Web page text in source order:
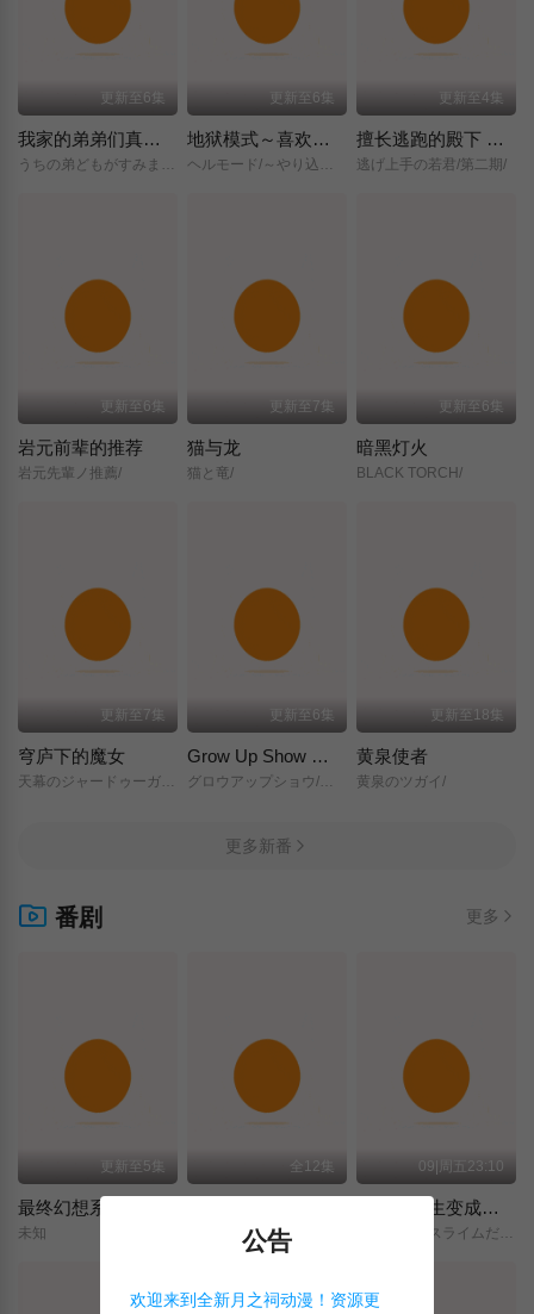
更新至6集
我家的弟弟们真是让您费心了
うちの弟どもがすみません/
更新至6集
地狱模式～喜欢挑战特殊成就的玩家在废设定的异世界成为无双～第二季
ヘルモード/～やり込み好きのゲーマーは廃設定の異世界で無双する～/2nd/Season/
更新至4集
擅长逃跑的殿下 第二季
逃げ上手の若君/第二期/
更新至6集
岩元前辈的推荐
岩元先輩ノ推薦/
更新至7集
猫与龙
猫と竜/
更新至6集
暗黑灯火
BLACK TORCH/
更新至7集
穹庐下的魔女
天幕のジャードゥーガル/
更新至6集
Grow Up Show ～向日葵马戏团～
グロウアップショウ/～ひまわりのサーカス団～/
更新至18集
黄泉使者
黄泉のツガイ/
更多新番
番剧 更多
更新至5集
最终幻想系列
未知
全12集 09|周五23:10
关于我转生变成史莱姆这档事 第四季
転生したらスライムだった件/第4期/
公告
欢迎来到全新月之祠动漫！资源更